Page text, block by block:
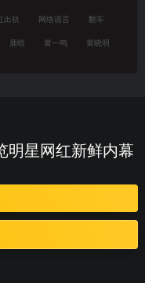
出轨 网络谣言 翻车
鹿晗 黄一鸣 黄晓明
明星网红新鲜内幕